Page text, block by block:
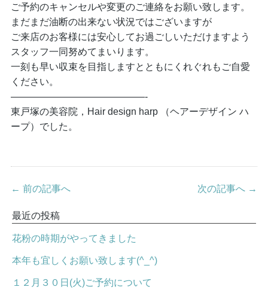
ご予約のキャンセルや変更のご連絡をお願い致します。
まだまだ油断の出来ない状況ではございますが
ご来店のお客様には安心してお過ごしいただけますよう
スタッフ一同努めてまいります。
一刻も早い収束を目指しますとともにくれぐれもご自愛
ください。
——————————————-
東戸塚の美容院，Hair design harp （ヘアーデザイン ハ
ープ）でした。
← 前の記事へ 次の記事へ →
最近の投稿
花粉の時期がやってきました
本年も宜しくお願い致します(^_^)
１２月３０日(火)ご予約について